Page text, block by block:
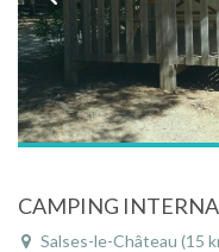
CAMPING
Salses-le-Château (15 km),